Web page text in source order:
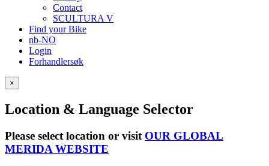
Contact
SCULTURA V
Find your Bike
nb-NO
Login
Forhandlersøk
×
Location & Language Selector
Please select location or visit OUR GLOBAL
MERIDA WEBSITE